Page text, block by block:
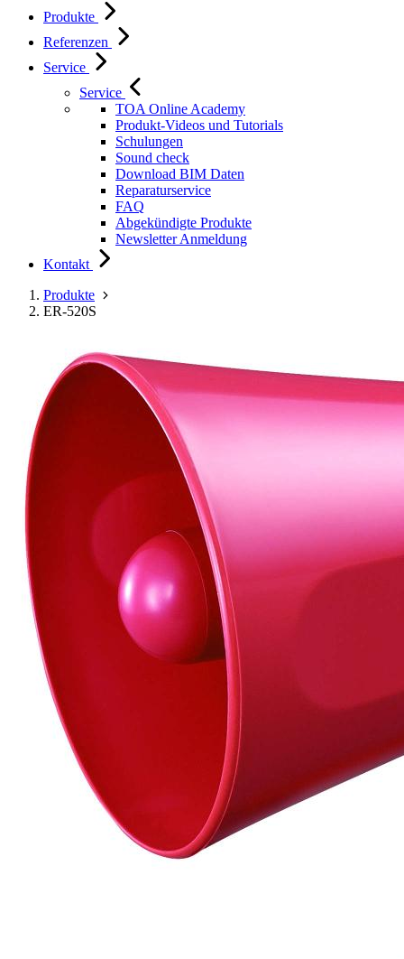
Produkte
Referenzen
Service
Service
TOA Online Academy
Produkt-Videos und Tutorials
Schulungen
Sound check
Download BIM Daten
Reparaturservice
FAQ
Abgekündigte Produkte
Newsletter Anmeldung
Kontakt
Produkte
ER-520S